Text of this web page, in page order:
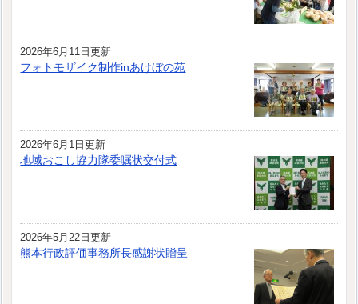
2026年6月11日更新
フォトモザイク制作inあけぼの苑
2026年6月1日更新
地域おこし協力隊委嘱状交付式
2026年5月22日更新
熊本行政評価事務所長感謝状贈呈